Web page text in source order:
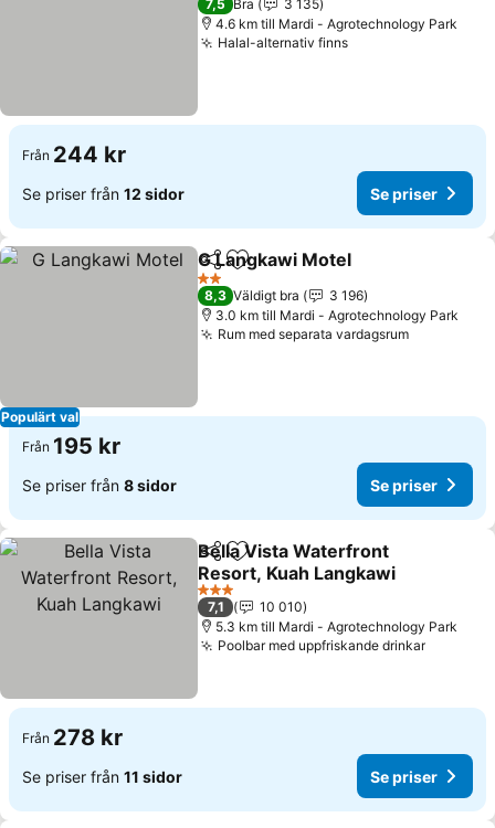
7,5 Bra
3 135
4.6 km till Mardi - Agrotechnology Park
Halal-alternativ finnsSe priser
Från 244 kr
Se priser från 12 sidor Se priser
Populärt val
Dela Lägg till i Mina Favoriter
G Langkawi Motel
2 Stjärnor
8,3 Väldigt bra
3 196
3.0 km till Mardi - Agrotechnology Park
Rum med separata vardagsrumSe priser
Från 195 kr
Se priser från 8 sidor Se priser
Dela Lägg till i Mina Favoriter
Bella Vista Waterfront
Resort, Kuah Langkawi
Se priser
3 Stjärnor
7,1
10 010
5.3 km till Mardi - Agrotechnology Park
Poolbar med uppfriskande drinkarSe
Från 278 kr
Se priser från 11 sidor Se priser